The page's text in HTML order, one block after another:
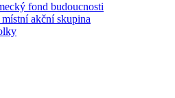
fond budoucnosti
akční skupina